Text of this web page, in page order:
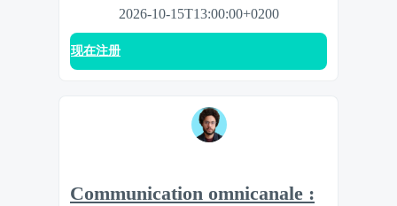
2026-10-15T13:00:00+0200
现在注册
Communication omnicanale :